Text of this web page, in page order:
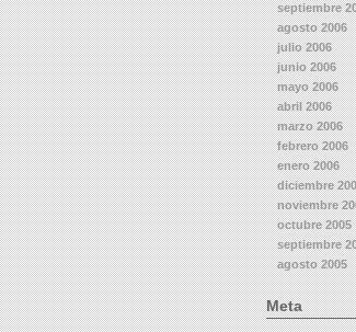
septiembre
agosto 2006
julio 2006
junio 2006
mayo 2006
abril 2006
marzo 2006
febrero 2006
enero 2006
diciembre
noviembre
octubre 2005
septiembre
agosto 2005
Meta